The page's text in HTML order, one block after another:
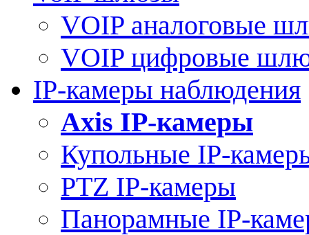
VOIP аналоговые
VOIP цифровые
IP-камеры наблюдения
Axis IP-камеры
Купольные IP-
PTZ IP-камеры
Панорамные IP-